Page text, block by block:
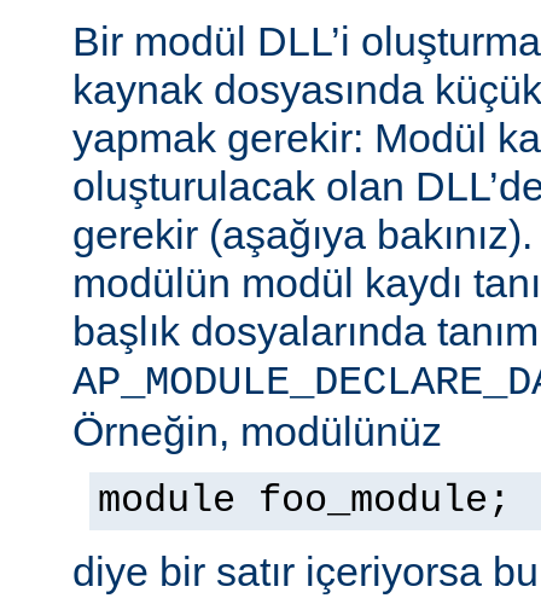
Bir modül DLL’i
kaynak dosyasında
yapmak gerekir: Modül
oluşturulacak olan
gerekir (aşağıya
modülün modül kaydı
başlık dosyalarında
Örneğin, modülünüz
module foo_module;
diye bir satır içeriyorsa